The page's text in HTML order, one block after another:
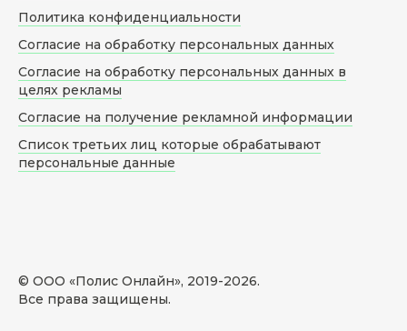
© ООО «Полис Онлайн», 2019-2026.
Все права защищены.
Политика конфиденциальности
Согласие на обработку персональных данных
Согласие на обработку персональных данных в
целях рекламы
Согласие на получение рекламной информации
Список третьих лиц которые обрабатывают
персональные данные